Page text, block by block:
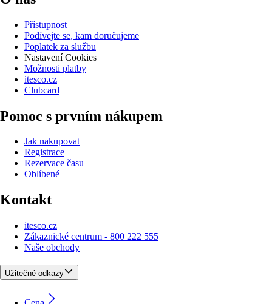
Přístupnost
Podívejte se, kam doručujeme
Poplatek za službu
Nastavení Cookies
Možnosti platby
itesco.cz
Clubcard
Pomoc s prvním nákupem
Jak nakupovat
Registrace
Rezervace času
Oblíbené
Kontakt
itesco.cz
Zákaznické centrum - 800 222 555
Naše obchody
Užitečné odkazy